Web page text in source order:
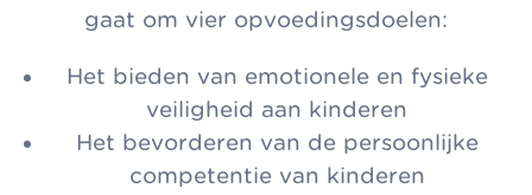
gaat om vier opvoedingsdoelen:
Het bieden van emotionele en fysieke
veiligheid aan kinderen
Het bevorderen van de persoonlijke
competentie van kinderen